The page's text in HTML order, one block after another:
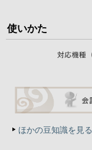
使いかた
ほかの豆知識を見る